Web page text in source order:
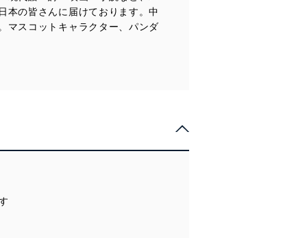
への不要なアクセスを防止
設定しています。
本の皆さんに届けております。中
マスコットキャラクター、パンダ